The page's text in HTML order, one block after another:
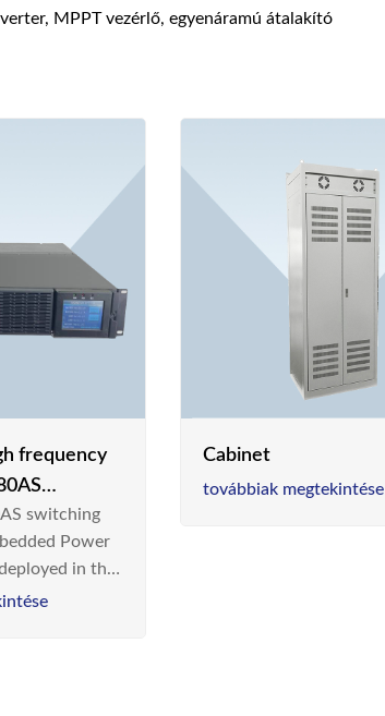
MPPT vezérlő, egyenáramú átalakító
frequency
supply
switching
Power
in the
environment
Cabinet
továbbiak megtekintése